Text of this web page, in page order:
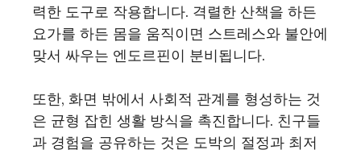
력한 도구로 작용합니다. 격렬한 산책을 하든
요가를 하든 몸을 움직이면 스트레스와 불안에
맞서 싸우는 엔도르핀이 분비됩니다.
또한, 화면 밖에서 사회적 관계를 형성하는 것
은 균형 잡힌 생활 방식을 촉진합니다. 친구들
과 경험을 공유하는 것은 도박의 절정과 최저